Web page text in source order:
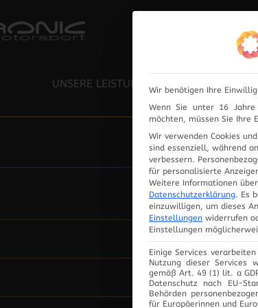
UNSERE LEISTUNGEN
RESTAURIERUNG / LACKIERUNG
ELEKTRIK / ELEKTRONIK
ELEKTRONIK
Wir benötigen Ihre
Wenn Sie unter 16
möchten, müssen Sie Ihre
Wir verwenden Cookies
sind essenziell, während
verbessern.
für personalisierte
Weitere Informationen
Datenschutzerklärung. Es
einzuwilligen, um dieses
Einstellungen widerrufen
Einstellungen
Einige Services
Nutzung dieser Services
gemäß Art. 49 (1) lit. a
Datenschutz nach EU-
Behörden
für Europäerinnen und